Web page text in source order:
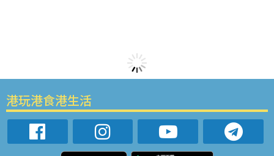
港玩港食港生活